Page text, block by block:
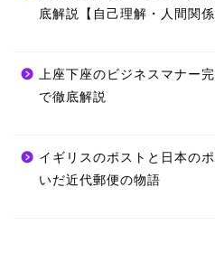
底解説【自己理解・人間関
上座下座のビジネスマナー
で徹底解説
イギリスのポストと日本の
いだ近代郵便の物語